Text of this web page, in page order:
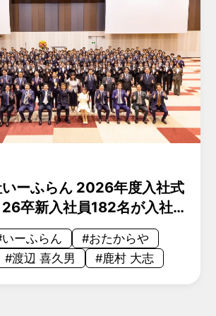
いーふらん 2026年度入社式
26卒新入社員182名が入社
業”へ挑む次世代が始動
ーふらん
#おたからや
#渡辺 喜久男 #鹿村 大志